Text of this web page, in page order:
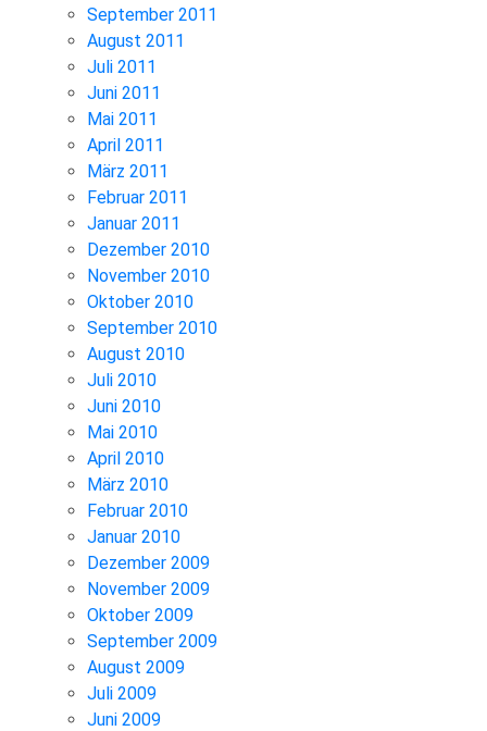
September 2011
August 2011
Juli 2011
Juni 2011
Mai 2011
April 2011
März 2011
Februar 2011
Januar 2011
Dezember 2010
November 2010
Oktober 2010
September 2010
August 2010
Juli 2010
Juni 2010
Mai 2010
April 2010
März 2010
Februar 2010
Januar 2010
Dezember 2009
November 2009
Oktober 2009
September 2009
August 2009
Juli 2009
Juni 2009